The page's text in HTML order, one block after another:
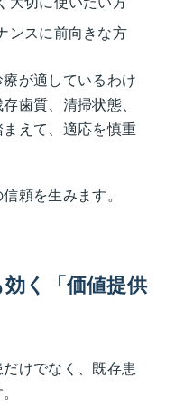
ンスに前向きな方
が適しているわけ
歯質、清掃状態、
えて、適応を慎重
頼を生みます。
く「価値提供
けでなく、既存患